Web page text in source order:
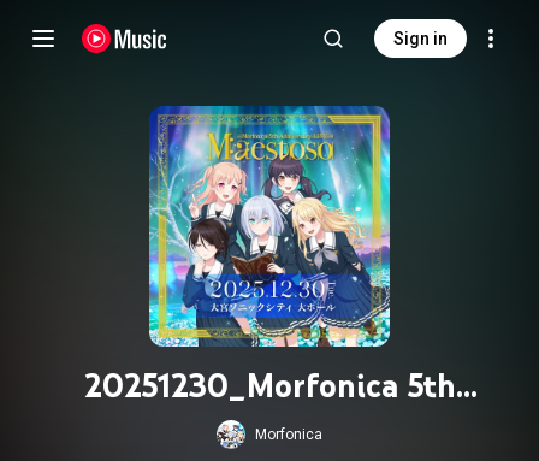
Sign in
20251230_Morfonica 5th
Anniversary LIVE「Maestoso」
Morfonica